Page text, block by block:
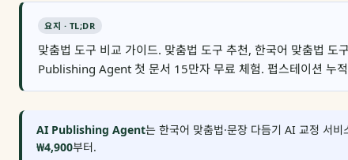
요지 · TL;DR
맞춤법 도구 비교 가이드. 맞춤법 도구 추천, 한국어 맞춤법
Publishing Agent 첫 문서 15만자 무료 체험. 펍스테이션 누
AI Publishing Agent는 한국어 맞춤법·문장 다듬기 AI 교정 서비
₩4,900부터.